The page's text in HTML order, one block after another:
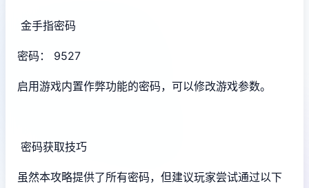
金手指密码
密码： 9527
启用游戏内置作弊功能的密码，可以修改游戏参数。
密码获取技巧
虽然本攻略提供了所有密码，但建议玩家尝试通过以下